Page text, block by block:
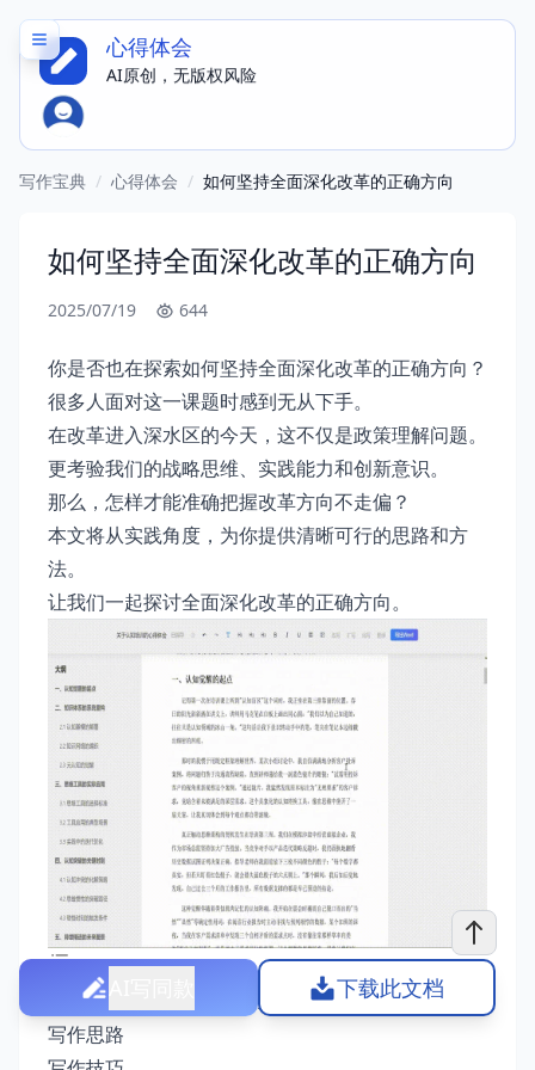
心得体会
AI原创，无版权风险
写作宝典 / 心得体会 / 如何坚持全面深化改革的正确方向
如何坚持全面深化改革的正确方向
2025/07/19 644
你是否也在探索如何坚持全面深化改革的正确方向？
很多人面对这一课题时感到无从下手。
在改革进入深水区的今天，这不仅是政策理解问题。
更考验我们的战略思维、实践能力和创新意识。
那么，怎样才能准确把握改革方向不走偏？
本文将从实践角度，为你提供清晰可行的思路和方
法。
让我们一起探讨全面深化改革的正确方向。
如何坚持全面深化改革的正确方向心得体会写作指南
写作思路
下载此文档